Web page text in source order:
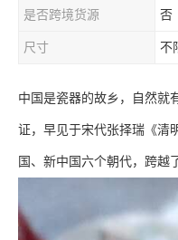
是否跨境货源 否
尺寸 不
中国是瓷器的故乡，自然就
证，早见于宋代张择瑞《清
国、新中国六个朝代，跨越